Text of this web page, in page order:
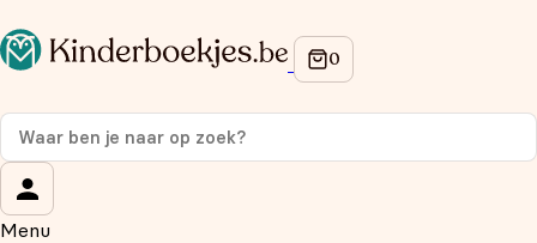
Menu
Op de hoogte blijven van onze acties?
Meld je aan voor onze nieuwsbrief en ontvang
korting
Wat is je voornaam?